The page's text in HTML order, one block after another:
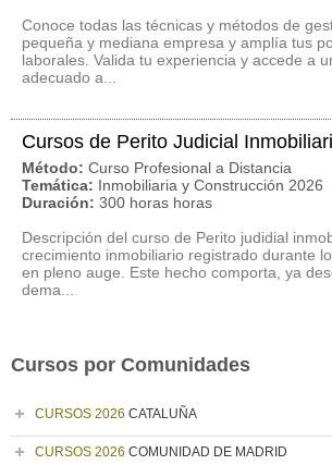
Conoce todas las técnicas y métodos de
pequeña y mediana empresa y amplía tus
laborales. Valida tu experiencia y accede a
adecuado a...
Cursos de Perito Judicial
Método: Curso Profesional a Distancia
Temática: Inmobiliaria y Construcción 2026
Duración: 300 horas horas
Descripción del curso de Perito judidial
crecimiento inmobiliario registrado durante
en pleno auge. Este hecho comporta, ya
dema...
Cursos por Comunidades
CURSOS 2026 CATALUÑA
CURSOS 2026 COMUNIDAD DE MADRID